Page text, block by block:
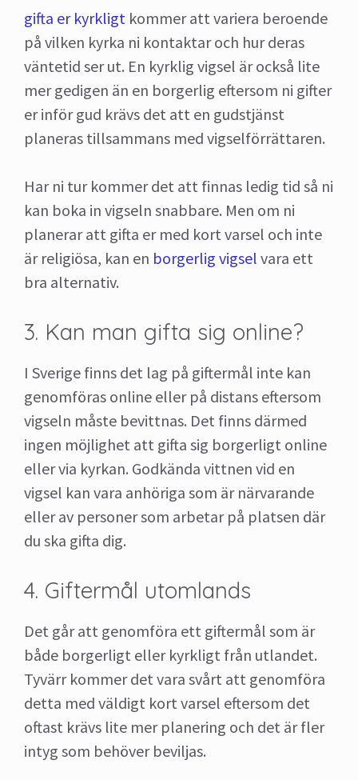
gifta er kyrkligt kommer att variera beroende
på vilken kyrka ni kontaktar och hur deras
väntetid ser ut. En kyrklig vigsel är också lite
mer gedigen än en borgerlig eftersom ni gifter
er inför gud krävs det att en gudstjänst
planeras tillsammans med vigselförrättaren.
Har ni tur kommer det att finnas ledig tid så ni
kan boka in vigseln snabbare. Men om ni
planerar att gifta er med kort varsel och inte
är religiösa, kan en borgerlig vigsel vara ett
bra alternativ.
3. Kan man gifta sig online?
I Sverige finns det lag på giftermål inte kan
genomföras online eller på distans eftersom
vigseln måste bevittnas. Det finns därmed
ingen möjlighet att gifta sig borgerligt online
eller via kyrkan. Godkända vittnen vid en
vigsel kan vara anhöriga som är närvarande
eller av personer som arbetar på platsen där
du ska gifta dig.
4. Giftermål utomlands
Det går att genomföra ett giftermål som är
både borgerligt eller kyrkligt från utlandet.
Tyvärr kommer det vara svårt att genomföra
detta med väldigt kort varsel eftersom det
oftast krävs lite mer planering och det är fler
intyg som behöver beviljas.